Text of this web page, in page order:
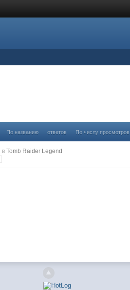
По названию ответов По числу просмотров
вTomb Raider Legend